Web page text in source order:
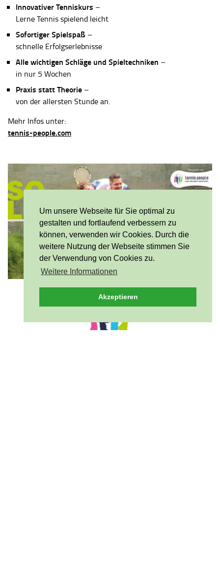
Um unsere Webseite für Sie optimal zu
gestalten und fortlaufend verbessern zu
können, verwenden wir Cookies. Durch die
weitere Nutzung der Webseite stimmen Sie
der Verwendung von Cookies zu.
Weitere Informationen
Akzeptieren
Innovativer Tenniskurs –
Lerne Tennis spielend leicht
Sofortiger Spielspaß –
schnelle Erfolgserlebnisse
Alle wichtigen Schläge und Spieltechniken –
in nur 5 Wochen
Praxis statt Theorie –
von der allersten Stunde an.
Mehr Infos unter:
tennis-people.com